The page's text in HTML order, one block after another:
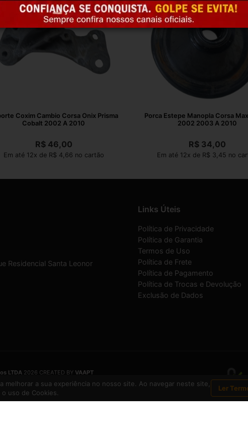
Coxim Cambio Corsa Onix Prisma
Cobalt 2002 A 2010
R$46,00
Em até 12x de R$ 4,66 no cartão
Porca Estepe Manopla Corsa
2002 2003 A 2010
R$34,00
Em até 12x de R$ 3,45 no
Residencial Santa Leonor
Links Úteis
Política de Privacidade
Política de Garantia
Termos de Uso
Política de Frete
Política de Pagamento
Política de Trocas e Devolução
Exclusão de Dados
LTDA 2026 CREATED BY VAAPT
LTDA
melhorar a sua experiência no nosso site. Ao navegar neste site,
o uso de Cookies.
Ler